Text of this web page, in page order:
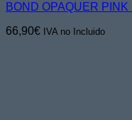
BOND OPAQUER
66,90€ IVA no Incluido